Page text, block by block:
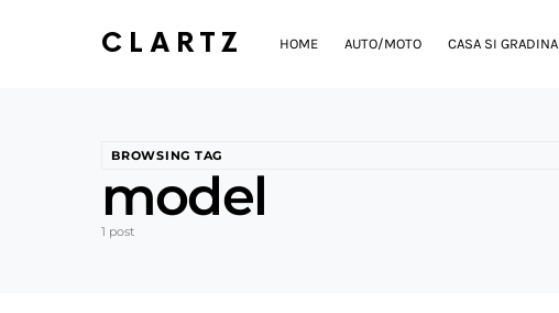
CLARTZ HOME AUTO/MOTO CASA SI GRADINA
BROWSING TAG
model
1 post